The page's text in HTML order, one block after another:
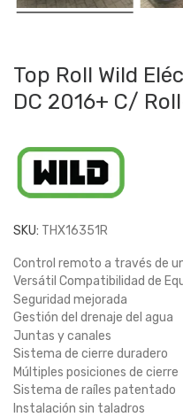
Top Roll Wild
DC 2016+ C/
SKU: THX16351R
Control remoto a través de
Versátil Compatibilidad de
Seguridad mejorada
Gestión del drenaje del agua
Juntas y canales
Sistema de cierre duradero
Múltiples posiciones de cierre
Sistema de raíles patentado
Instalación sin taladros